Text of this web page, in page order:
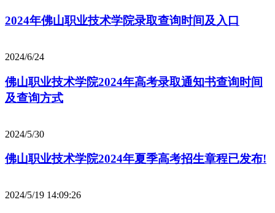
2024年佛山职业技术学院录取查询时间及入口
2024/6/24
佛山职业技术学院2024年高考录取通知书查询时间
及查询方式
2024/5/30
佛山职业技术学院2024年夏季高考招生章程已发布!
2024/5/19 14:09:26